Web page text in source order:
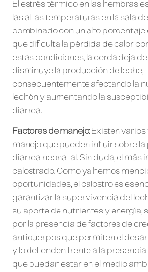
El estrés térmico en las hembras
las altas temperaturas en la sala
combinado con un alto porcentaje
que dificulta la pérdida de calor
estas condiciones, la cerda deja
disminuye la producción de leche,
consecuentemente afectando la
lechón y aumentando la
diarrea.
Factores de manejo: Existen
manejo que pueden influir sobre
diarrea neonatal. Sin duda, el más
calostrado. Como ya hemos
oportunidades, el calostro es
garantizar la supervivencia del
su aporte de nutrientes y energía,
por la presencia de factores de
anticuerpos que permiten el
y lo defienden frente a la
que puedan estar en el medio